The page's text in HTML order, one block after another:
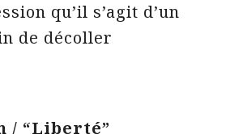
qu’il s’agit d’un
de décoller
/ “Liberté”